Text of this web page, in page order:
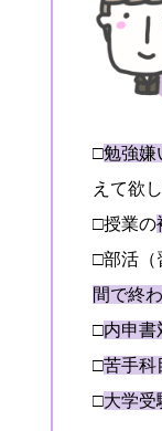
□勉強嫌
えて欲
□授業の
□部活（
間で終
□内申書
□苦手科
□大学受